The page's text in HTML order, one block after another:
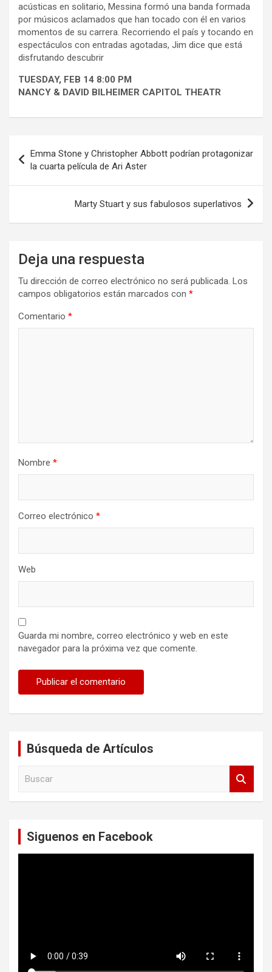
acústicas en solitario, Messina formó una banda formada
por músicos aclamados que han tocado con él en varios
momentos de su carrera. Recorriendo el país y tocando en
espectáculos con entradas agotadas, Jim dice que está
disfrutando descubrir
TUESDAY, FEB 14 8:00 PM
NANCY & DAVID BILHEIMER CAPITOL THEATR
de
entradas
Emma Stone y Christopher Abbott podrían protagonizar
la cuarta película de Ari Aster
Marty Stuart y sus fabulosos superlativos
Deja una respuesta
Tu dirección de correo electrónico no será publicada. Los
campos obligatorios están marcados con *
Comentario *
Nombre *
Correo electrónico *
Web
Guarda mi nombre, correo electrónico y web en este
navegador para la próxima vez que comente.
Búsqueda de Artículos
Siguenos en Facebook